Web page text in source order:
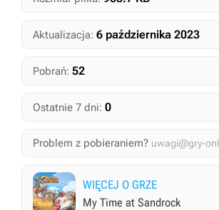
Aktualizacja: 6 października 2023
Pobrań: 52
Ostatnie 7 dni: 0
Problem z pobieraniem? uwagi@gry-
WIĘCEJ O GRZE
My Time at Sandrock